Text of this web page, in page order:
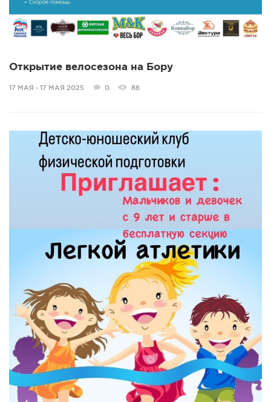
Открытие велосезона на Бору
17 МАЯ - 17 МАЯ 2025 0 88